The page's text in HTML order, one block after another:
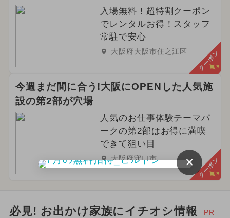
2025年4月のイベント 冬休み
2024年6月のイベント
夏休み（日帰り）
ご当地グルメ・限定メニュー
入場無料！超特割クーポン
でレンタルお得！スタッフ
常駐で安心
大阪府大阪市住之江区 クーポン
今週まだ間に合う!大阪にOPENした人気施
設の第2部が穴場
人気のお仕事体験テーマパ
ークの第2部はお得に満喫
できて狙い目
大阪府守口市 クーポン
必見! お出かけ家族にイチオシ情報 PR
×